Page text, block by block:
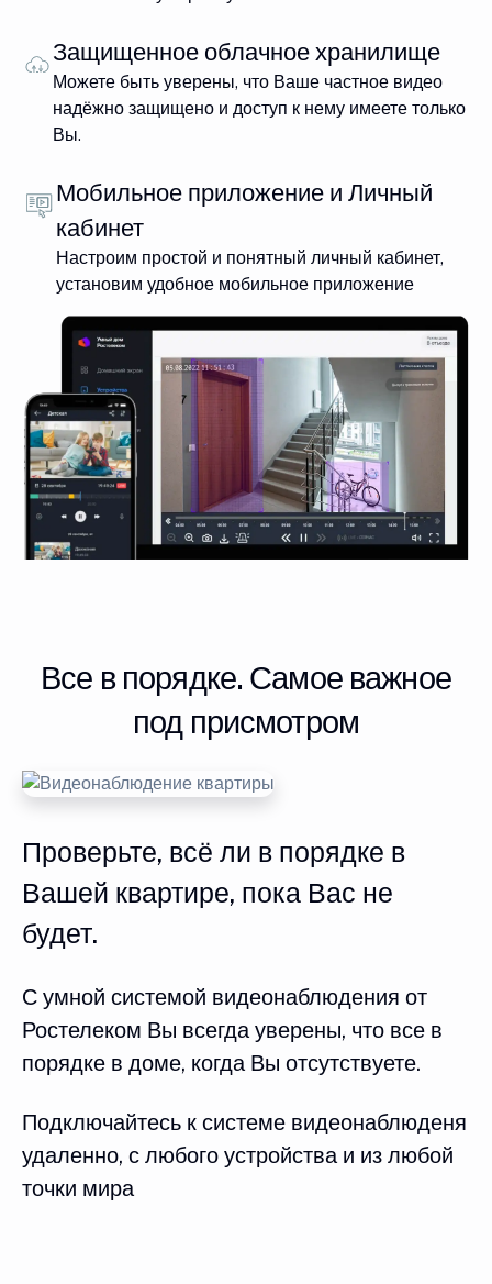
Защищенное облачное хранилище
Можете быть уверены, что Ваше частное видео
надёжно защищено и доступ к нему имеете только
Вы.
Мобильное приложение и Личный
кабинет
Настроим простой и понятный личный кабинет,
установим удобное мобильное приложение
Все в порядке. Самое важное
под присмотром
Проверьте, всё ли в порядке в
Вашей квартире, пока Вас не
будет.
С умной системой видеонаблюдения от
Ростелеком Вы всегда уверены, что все в
порядке в доме, когда Вы отсутствуете.
Подключайтесь к системе видеонаблюденя
удаленно, с любого устройства и из любой
точки мира